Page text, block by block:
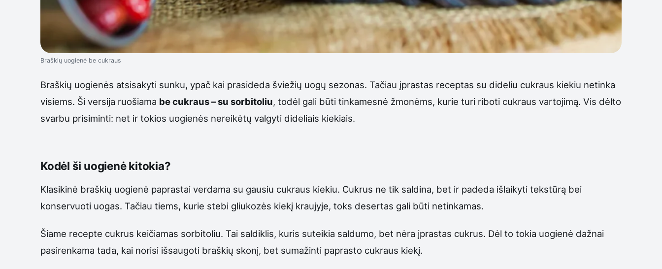
Braškių uogienė be cukraus
Braškių uogienės atsisakyti sunku, ypač kai prasideda šviežių uogų sezonas. Tačiau įprastas receptas su dideliu cukraus kiekiu netinka
visiems. Ši versija ruošiama be cukraus – su sorbitoliu, todėl gali būti tinkamesnė žmonėms, kurie turi riboti cukraus vartojimą. Vis dėlto
svarbu prisiminti: net ir tokios uogienės nereikėtų valgyti dideliais kiekiais.
Kodėl ši uogienė kitokia?
Klasikinė braškių uogienė paprastai verdama su gausiu cukraus kiekiu. Cukrus ne tik saldina, bet ir padeda išlaikyti tekstūrą bei
konservuoti uogas. Tačiau tiems, kurie stebi gliukozės kiekį kraujyje, toks desertas gali būti netinkamas.
Šiame recepte cukrus keičiamas sorbitoliu. Tai saldiklis, kuris suteikia saldumo, bet nėra įprastas cukrus. Dėl to tokia uogienė dažnai
pasirenkama tada, kai norisi išsaugoti braškių skonį, bet sumažinti paprasto cukraus kiekį.